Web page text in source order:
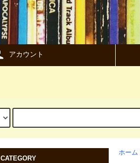
アカウント
ホーム
CATEGORY